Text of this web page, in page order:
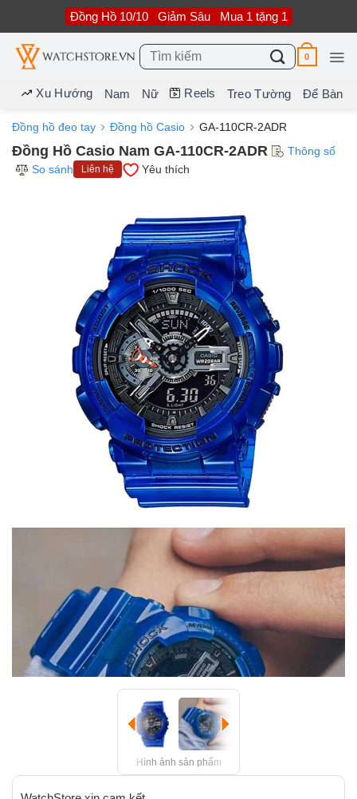
nội
dung
Đồng Hồ 10/10 Giảm Sâu Mua 1 tặng 1
Tìm
kiếm:
0
Xu Hướng Nam Nữ Reels Treo Tường Để Bàn
Đồng hồ đeo tay Đồng hồ Casio GA-110CR-2ADR
Đồng Hồ Casio Nam GA-110CR-2ADR
Thông số
So sánh
Liên hệ Yêu thích
Hình ảnh sản phẩm